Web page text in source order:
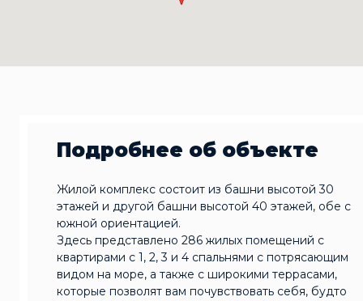
Подробнее об объекте
Жилой комплекс состоит из башни высотой 30
этажей и другой башни высотой 40 этажей, обе с
южной ориентацией.
Здесь представлено 286 жилых помещений с
квартирами с 1, 2, 3 и 4 спальнями с потрясающим
видом на море, а также с широкими террасами,
которые позволят вам почувствовать себя, будто